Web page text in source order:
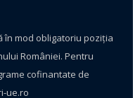
în mod obligatoriu poziţia
României. Pentru
cofinantate de
ue.ro